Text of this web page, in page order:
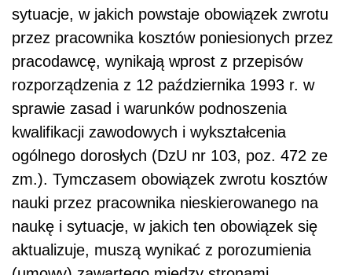
sytuacje, w jakich powstaje obowiązek zwrotu
przez pracownika kosztów poniesionych przez
pracodawcę, wynikają wprost z przepisów
rozporządzenia z 12 października 1993 r. w
sprawie zasad i warunków podnoszenia
kwalifikacji zawodowych i wykształcenia
ogólnego dorosłych (DzU nr 103, poz. 472 ze
zm.). Tymczasem obowiązek zwrotu kosztów
nauki przez pracownika nieskierowanego na
naukę i sytuacje, w jakich ten obowiązek się
aktualizuje, muszą wynikać z porozumienia